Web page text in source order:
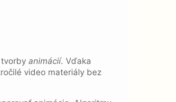
animácií. Vďaka
video materiály bez